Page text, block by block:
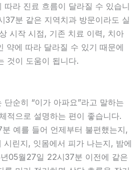
따라 진료 흐름이 달라질 수 있습니
분 같은 지역치과 방문이라도 실
시작 시점, 기존 치료 이력, 치아
약에 따라 달라질 수 있기 때문에
것이 도움이 됩니다.
순히 “이가 아파요”라고 말하는
적으로 설명하는 편이 좋습니다.
예를 들어 언제부터 불편했는지,
린지, 잇몸에서 피가 나는지, 밤에
05월27일 22시37분 이전에 같은